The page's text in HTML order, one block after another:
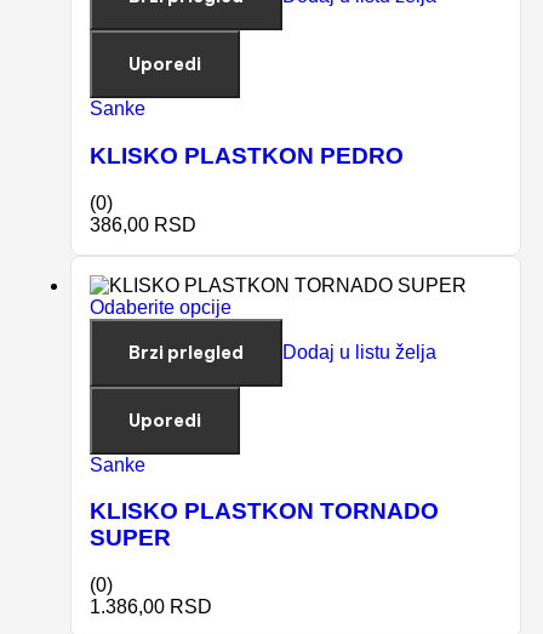
Uporedi
Sanke
KLISKO PLASTKON PEDRO
(0)
386,00 RSD
Odaberite opcije
Brzi prlegled Dodaj u listu želja
Uporedi
Sanke
KLISKO PLASTKON TORNADO
SUPER
(0)
1.386,00 RSD